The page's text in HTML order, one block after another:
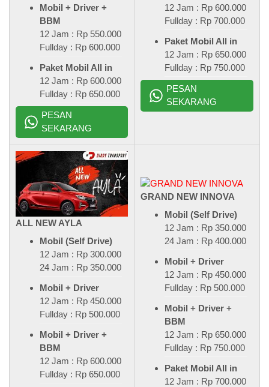
Mobil + Driver +
BBM
12 Jam : Rp 550.000
Fullday : Rp 600.000
Paket Mobil All in
12 Jam : Rp 600.000
Fullday : Rp 650.000
PESAN
SEKARANG
12 Jam : Rp 600.000
Fullday : Rp 700.000
Paket Mobil All in
12 Jam : Rp 650.000
Fullday : Rp 750.000
PESAN
SEKARANG
ALL NEW AYLA
Mobil (Self Drive)
12 Jam : Rp 300.000
24 Jam : Rp 350.000
Mobil + Driver
12 Jam : Rp 450.000
Fullday : Rp 500.000
Mobil + Driver +
BBM
12 Jam : Rp 600.000
Fullday : Rp 650.000
GRAND NEW INNOVA
Mobil (Self Drive)
12 Jam : Rp 350.000
24 Jam : Rp 400.000
Mobil + Driver
12 Jam : Rp 450.000
Fullday : Rp 500.000
Mobil + Driver +
BBM
12 Jam : Rp 650.000
Fullday : Rp 750.000
Paket Mobil All in
12 Jam : Rp 700.000